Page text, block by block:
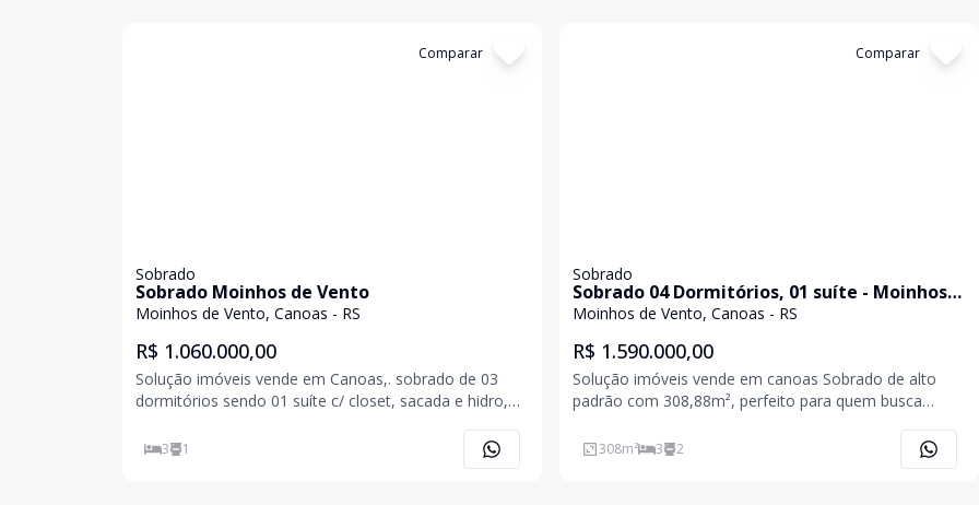
Comparar
Sobrado
Sobrado Moinhos de Vento
Moinhos de Vento, Canoas - RS
R$ 1.060.000,00
Solução imóveis vende em Canoas,. sobrado de 03
dormitórios sendo 01 suíte c/ closet, sacada e hidro,
planejada, amplo living c/ 02 ambientes, área de
serviços, quiosque c/ churrasqueira, garagem p/ 0
3 1
Comparar
Sobrado
Sobrado 04 Dormitórios, 01 suíte - Moinhos
de Vento - Canoas/RS.
Moinhos de Vento, Canoas - RS
R$ 1.590.000,00
Solução imóveis vende em canoas Sobrado de alto
padrão com 308,88m², perfeito para quem busca
amplos, sendo uma suíte master e duas suítes
americanas com terraço. Áreas integradas em conceito
308m² 3 2